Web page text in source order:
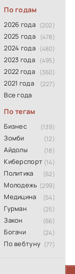
По годам
2026 года (202)
2025 года (478)
2024 года (480)
2023 года (495)
2022 года (360)
2021 года (227)
Все года
По тегам
Бизнес (139)
Зомби (12)
Айдолы (18)
Киберспорт (14)
Политика (62)
Молодежь (299)
Медицина (54)
Гурман (25)
Закон (66)
Богачи (24)
По вебтуну (77)